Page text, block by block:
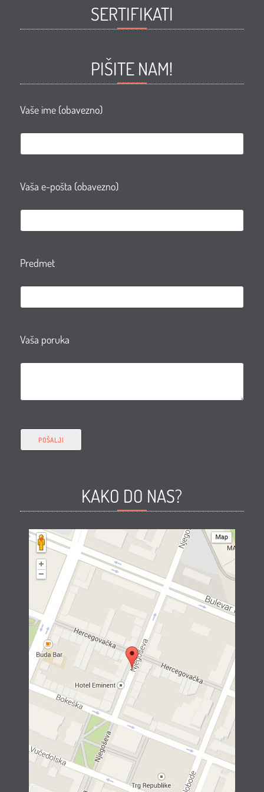
ljepote
ZORAN
page
ljepote
ZORAN
group
ljepote
ZORAN
ZORAN
SERTIFIKATI
PIŠITE NAM!
Vaše ime (obavezno)
Vaša e-pošta (obavezno)
Predmet
Vaša poruka
KAKO DO NAS?